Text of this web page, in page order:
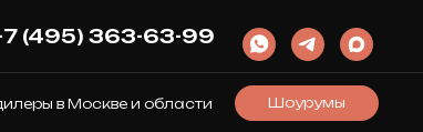
(495) 363-63-99
в Москве и области Шоурумы